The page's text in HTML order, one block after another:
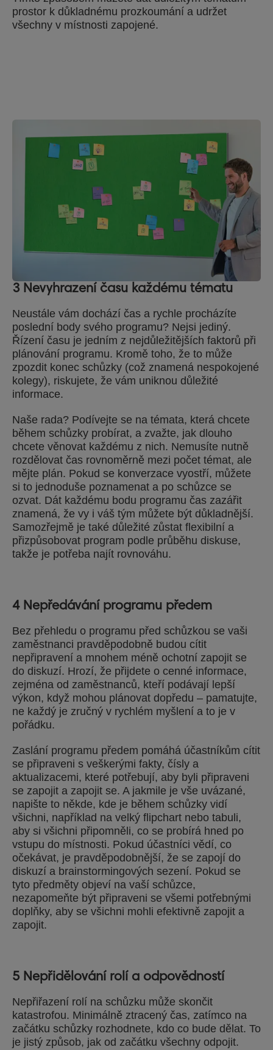
prostor k důkladnému prozkoumání a udržet
všechny v místnosti zapojené.
3 Nevyhrazení času každému tématu
Neustále vám dochází čas a rychle procházíte
poslední body svého programu? Nejsi jediný.
Řízení času je jedním z nejdůležitějších faktorů při
plánování programu. Kromě toho, že to může
zpozdit konec schůzky (což znamená nespokojené
kolegy), riskujete, že vám uniknou důležité
informace.
Naše rada? Podívejte se na témata, která chcete
během schůzky probírat, a zvažte, jak dlouho
chcete věnovat každému z nich. Nemusíte nutně
rozdělovat čas rovnoměrně mezi počet témat, ale
mějte plán. Pokud se konverzace vyostří, můžete
si to jednoduše poznamenat a po schůzce se
ozvat. Dát každému bodu programu čas zazářit
znamená, že vy i váš tým můžete být důkladnější.
Samozřejmě je také důležité zůstat flexibilní a
přizpůsobovat program podle průběhu diskuse,
takže je potřeba najít rovnováhu.
4 Nepředávání programu předem
Bez přehledu o programu před schůzkou se vaši
zaměstnanci pravděpodobně budou cítit
nepřipravení a mnohem méně ochotní zapojit se
do diskuzí. Hrozí, že přijdete o cenné informace,
zejména od zaměstnanců, kteří podávají lepší
výkon, když mohou plánovat dopředu – pamatujte,
ne každý je zručný v rychlém myšlení a to je v
pořádku.
Zaslání programu předem pomáhá účastníkům cítit
se připraveni s veškerými fakty, čísly a
aktualizacemi, které potřebují, aby byli připraveni
se zapojit a zapojit se. A jakmile je vše uvázané,
napište to někde, kde je během schůzky vidí
všichni, například na velký flipchart nebo tabuli,
aby si všichni připomněli, co se probírá hned po
vstupu do místnosti. Pokud účastníci vědí, co
očekávat, je pravděpodobnější, že se zapojí do
diskuzí a brainstormingových sezení. Pokud se
tyto předměty objeví na vaší schůzce,
nezapomeňte být připraveni se všemi potřebnými
doplňky, aby se všichni mohli efektivně zapojit a
zapojit.
5 Nepřidělování rolí a odpovědností
Nepřiřazení rolí na schůzku může skončit
katastrofou. Minimálně ztracený čas, zatímco na
začátku schůzky rozhodnete, kdo co bude dělat. To
je jistý způsob, jak od začátku všechny odpojit.